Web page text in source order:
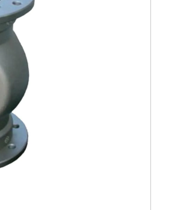
фильтры и комплектующие
для производства ЖБИ
загрузчики
вибраторы
сортировочный комплекс